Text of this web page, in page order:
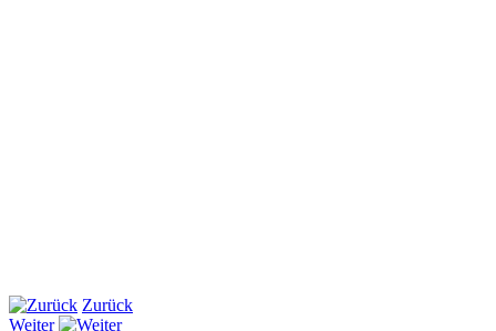
Zurück
Weiter